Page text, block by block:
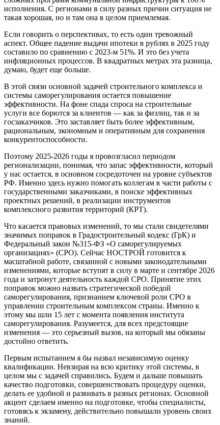
исполнения. С регионами в силу разных причин ситуация не
такая хорошая, но и там она в целом приемлемая.
Если говорить о перспективах, то есть один тревожный
аспект. Общее падение выдачи ипотеки в рублях в 2025 году
составило по сравнению с 2023-м 51%. И это без учета
инфляционных процессов. В квадратных метрах эта разница,
думаю, будет еще больше.
В этой связи основной задачей строительного комплекса и
системы саморегулирования остается повышение
эффективности. На фоне спада спроса на строительные
услуги все борются за клиентов — как за физлиц, так и за
госзаказчиков. Это заставляет быть более эффективным,
рациональным, экономным и оперативным для сохранения
конкурентоспособности.
Поэтому 2025-2026 годы я провозгласил периодом
регионализации, понимая, что запас эффективности, который
у нас остается, в основном сосредоточен на уровне субъектов
РФ. Именно здесь нужно помогать коллегам в части работы с
государственными заказчиками, в поиске эффективных
проектных решений, в реализации инструментов
комплексного развития территорий (КРТ).
Что касается правовых изменений, то мы стали свидетелями
значимых поправок в Градостроительный кодекс (ГрК) и
Федеральный закон №315-ФЗ «О саморегулируемых
организациях» (СРО). Сейчас НОСТРОЙ готовится к
масштабной работе, связанной с новыми законодательными
изменениями, которые вступят в силу в марте и сентябре 2026
года и затронут деятельность каждой СРО. Принятие этих
поправок можно назвать стратегической победой
саморегулирования, признанием ключевой роли СРО в
управлении строительным комплексом страны. Именно к
этому мы шли 15 лет с момента появления института
саморегулирования. Разумеется, для всех предстоящие
изменения — это серьезный вызов, на который мы обязаны
достойно ответить.
Первым испытанием я бы назвал независимую оценку
квалификации. Невзирая на всю критику этой системы, в
целом мы с задачей справились. Будем и дальше повышать
качество подготовки, совершенствовать процедуру оценки,
делать ее удобной и развивать в разных регионах. Основной
акцент сделаем именно на подготовке, чтобы специалисты,
готовясь к экзамену, действительно повышали уровень своих
знаний.